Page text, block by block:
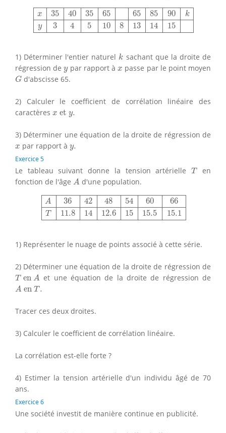
x 35 40 35 65 65 85 90
k
y
3 4 5 10 8 13 14 15
x35403565658590ky345108131415
1) Déterminer l'entier naturel k
k sachant que la droite de
régression dey
ypar rapport àx
x passe par le point moyen
G
G d'abscisse 65.
2) Calculer le coefficient de corrélation linéaire des
caractères x et y.
x ety
3) Déterminer une équation de la droite de régression de
x
x par rapport à y.
y
Exercice 5
Le tableau suivant donne la tension artérielleT
T
en
fonction de l'âge A
A d'une population.
A 36 42 48 54 60 66
T 11.8 14 12.6 15 15.5 15.1
A364248546066T11.81412.61515.515.1
1) Représenter le nuage de points associé à cette série.
2) Déterminer une équation de la droite de régression de
T en A
Ten A et une équation de la droite de régression de
A en T.
A enT.
Tracer ces deux droites.
3) Calculer le coefficient de corrélation linéaire.
La corrélation est-elle forte ?
4) Estimer la tension artérielle d'un individu âgé de 70
ans.
Exercice 6
Une société investit de manière continue en publicité.